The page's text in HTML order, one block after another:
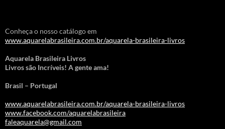
Conheça o nosso catálogo em
www.aquarelabrasileira.com.br/aquarela-brasileira-livros
Aquarela Brasileira Livros
Livros são Incríveis! A gente ama!
Brasil – Portugal
www.aquarelabrasileira.com.br/aquarela-brasileira-livros
www.facebook.com/aquarelabrasileira
faleaquarela@gmail.com